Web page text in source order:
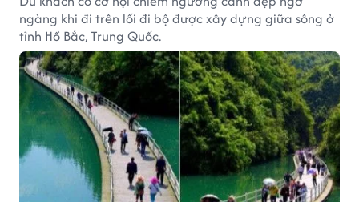
ngàng khi đi trên lối đi bộ được xây dựng giữa sông ở
tỉnh Hồ Bắc, Trung Quốc.